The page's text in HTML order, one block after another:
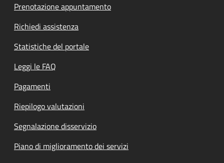
Prenotazione appuntamento
Richiedi assistenza
Statistiche del portale
Leggi le FAQ
Pagamenti
Riepilogo valutazioni
Segnalazione disservizio
Piano di miglioramento dei servizi